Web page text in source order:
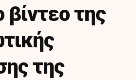
βίντεο της
της